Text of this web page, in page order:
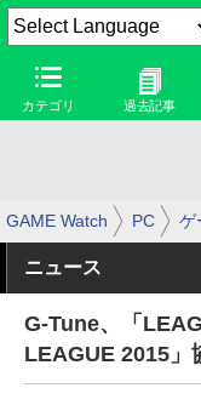
カテゴリ 過去記事
GAME Watch PC ゲ
ニュース
G-Tune、「
LEAGUE 2015」